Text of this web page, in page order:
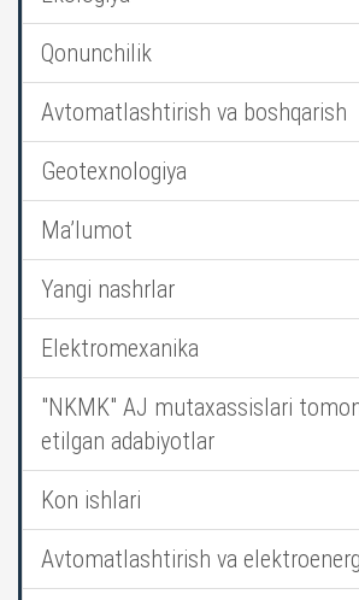
Qonunchilik
Avtomatlashtirish va boshqarish
Geotexnologiya
Ma’lumot
Yangi nashrlar
Elektromexanika
"NKMK" AJ mutaxassislari
etilgan adabiyotlar
Kon ishlari
Avtomatlashtirish va